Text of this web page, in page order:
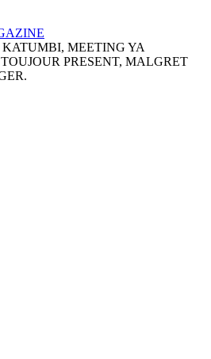
KATUMBI, MEETING YA
PRESENT, MALGRET